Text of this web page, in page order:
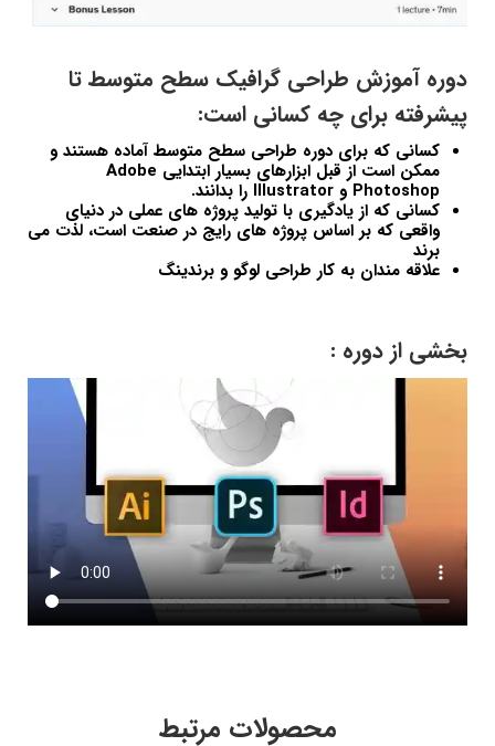
دوره آموزش طراحی گرافیک سطح متوسط تا
پیشرفته برای چه کسانی است:
کسانی که برای دوره طراحی سطح متوسط آماده هستند و
ممکن است از قبل ابزارهای بسیار ابتدایی Adobe
Photoshop و Illustrator را بدانند.
کسانی که از یادگیری با تولید پروژه های عملی در دنیای
واقعی که بر اساس پروژه های رایج در صنعت است، لذت می
برند
علاقه مندان به کار طراحی لوگو و برندینگ
بخشی از دوره :
محصولات مرتبط